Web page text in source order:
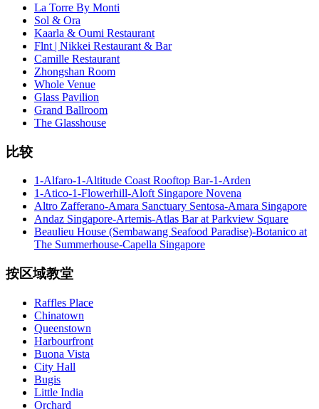
La Torre By Monti
Sol & Ora
Kaarla & Oumi Restaurant
Flnt | Nikkei Restaurant & Bar
Camille Restaurant
Zhongshan Room
Whole Venue
Glass Pavilion
Grand Ballroom
The Glasshouse
比较
1-Alfaro-1-Altitude Coast Rooftop Bar-1-Arden
1-Atico-1-Flowerhill-Aloft Singapore Novena
Altro Zafferano-Amara Sanctuary Sentosa-Amara Singapore
Andaz Singapore-Artemis-Atlas Bar at Parkview Square
Beaulieu House (Sembawang Seafood Paradise)-Botanico at
The Summerhouse-Capella Singapore
按区域教堂
Raffles Place
Chinatown
Queenstown
Harbourfront
Buona Vista
City Hall
Bugis
Little India
Orchard